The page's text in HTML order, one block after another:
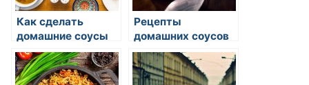
Как сделать
домашние соусы
Рецепты
домашних соусов
для пасты